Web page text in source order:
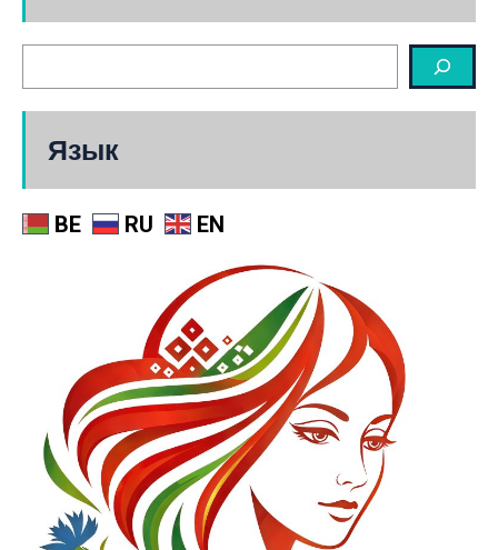
Язык
BE RU EN